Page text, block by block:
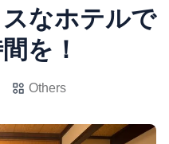
なホテルで
を！
Others